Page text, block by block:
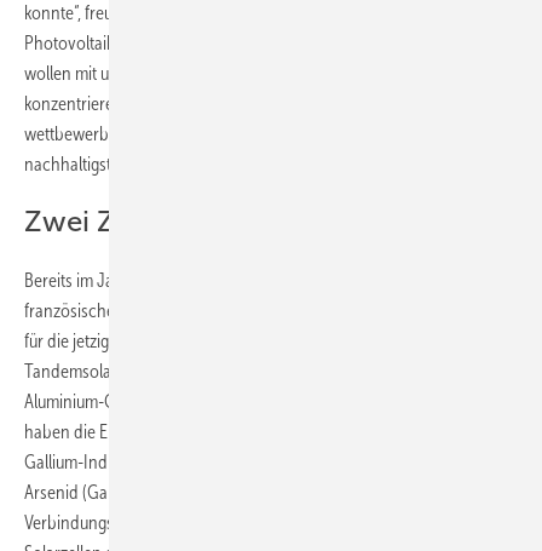
konnte“, freut sich Frank Dimroth, Abteilungsleiter für III-V
Photovoltaik und Konzentrator-Technologie am Fraunhofer ISE. „Wir
wollen mit unserer Arbeit einen Beitrag leisten, um die
konzentrierende Photovoltaik noch effizienter und
wettbewerbsfähiger zu machen, denn wir glauben, dass dies die
nachhaltigste Form der erneuerbaren Stromerzeugung ist.“
Zwei Zellen verheiratet
Bereits im Jahr 2016 haben die Freiburger Forscher mit ihren
französischen Kollegen von Soitec die grundlegende Schichtstruktur
für die jetzigen Rekordzelle entwickelt. Die Basis ist eine
Tandemsolarzelle mit Gallium-Indium-Phosphid (GaInP) und
Aluminium-Gallium-Arsenid (AlGaAs) als Halbleitermaterial. Diese
haben die Entwickler von Soitec auf eine untere Tandemsolarzelle aus
Gallium-Indium-Arsenid-Phosphid (GaInAsP) und Gallium-Indium-
Arsenid (GaInAs) gesetzt. Mehrfachsolarzellen aus III-V-
Verbindungshalbleitern gehören seit jeher zu den effizientesten